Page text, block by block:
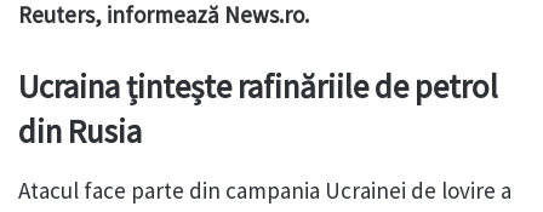
Reuters, informează News.ro.
Ucraina țintește rafinăriile de petrol
din Rusia
Atacul face parte din campania Ucrainei de lovire a